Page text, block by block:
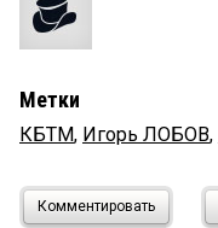
Метки
КБТМ, Игорь ЛОБОВ,
Комментировать